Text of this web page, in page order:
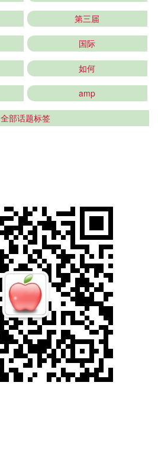
第三届
国际
如何
amp
全部话题标签